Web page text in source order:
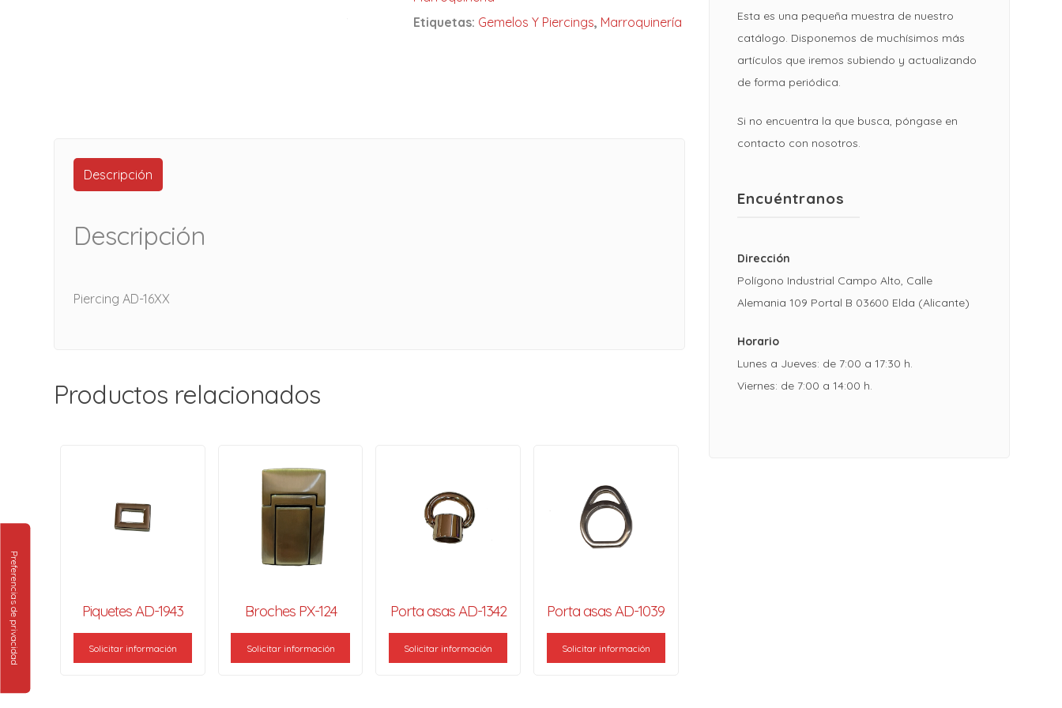
Etiquetas: Gemelos Y Piercings, Marroquinería
Descripción
Descripción
Piercing AD-16XX
Productos relacionados
Piquetes AD-1943
Solicitar información
Broches PX-124
Solicitar información
Porta asas AD-1342
Solicitar información
Porta asas AD-1039
Solicitar información
Esta es una pequeña muestra de nuestro
catálogo. Disponemos de muchísimos más
artículos que iremos subiendo y actualizando
de forma periódica.
Si no encuentra la que busca, póngase en
contacto con nosotros.
Encuéntranos
Dirección
Polígono Industrial Campo Alto, Calle
Alemania 109 Portal B 03600 Elda (Alicante)
Horario
Lunes a Jueves: de 7:00 a 17:30 h.
Viernes: de 7:00 a 14:00 h.